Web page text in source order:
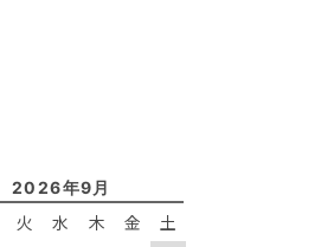
2026年9月
火 水 木 金 土